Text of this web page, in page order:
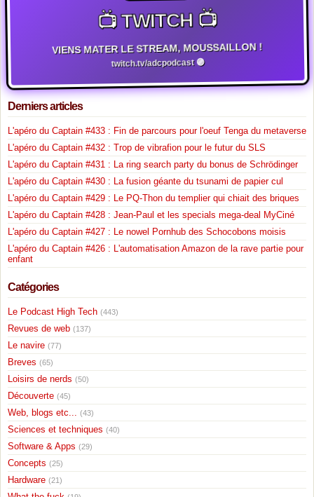
📺 TWITCH 📺
VIENS MATER LE STREAM, MOUSSAILLON !
twitch.tv/adcpodcast 🟣
Derniers articles
L'apéro du Captain #433 : Fin de parcours pour l'oeuf Tenga du metaverse
L'apéro du Captain #432 : Trop de vibrafion pour le futur du SLS
L'apéro du Captain #431 : La ring search party du bonus de Schrödinger
L'apéro du Captain #430 : La fusion géante du tsunami de papier cul
L'apéro du Captain #429 : Le PQ-Thon du templier qui chiait des briques
L'apéro du Captain #428 : Jean-Paul et les specials mega-deal MyCiné
L'apéro du Captain #427 : Le nowel Pornhub des Schocobons moisis
L'apéro du Captain #426 : L'automatisation Amazon de la rave partie pour
enfant
Catégories
Le Podcast High Tech (443)
Revues de web (137)
Le navire (77)
Breves (65)
Loisirs de nerds (50)
Découverte (45)
Web, blogs etc... (43)
Sciences et techniques (40)
Software & Apps (29)
Concepts (25)
Hardware (21)